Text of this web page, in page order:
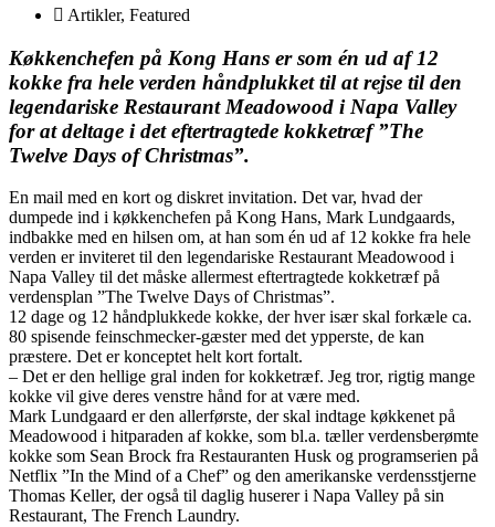
Artikler, Featured
Køkkenchefen på Kong Hans er som én ud af 12
kokke fra hele verden håndplukket til at rejse til den
legendariske Restaurant Meadowood i Napa Valley
for at deltage i det eftertragtede kokketræf ”The
Twelve Days of Christmas”.
En mail med en kort og diskret invitation. Det var, hvad der
dumpede ind i køkkenchefen på Kong Hans, Mark Lundgaards,
indbakke med en hilsen om, at han som én ud af 12 kokke fra hele
verden er inviteret til den legendariske Restaurant Meadowood i
Napa Valley til det måske allermest eftertragtede kokketræf på
verdensplan ”The Twelve Days of Christmas”.
12 dage og 12 håndplukkede kokke, der hver især skal forkæle ca.
80 spisende feinschmecker-gæster med det ypperste, de kan
præstere. Det er konceptet helt kort fortalt.
– Det er den hellige gral inden for kokketræf. Jeg tror, rigtig mange
kokke vil give deres venstre hånd for at være med.
Mark Lundgaard er den allerførste, der skal indtage køkkenet på
Meadowood i hitparaden af kokke, som bl.a. tæller verdensberømte
kokke som Sean Brock fra Restauranten Husk og programserien på
Netflix ”In the Mind of a Chef” og den amerikanske verdensstjerne
Thomas Keller, der også til daglig huserer i Napa Valley på sin
Restaurant, The French Laundry.